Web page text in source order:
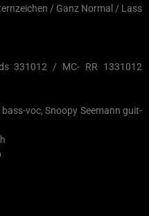
/ Ganz Normal / Lass
331012 / MC- RR 1331012
voc, Snoopy Seemann guit-